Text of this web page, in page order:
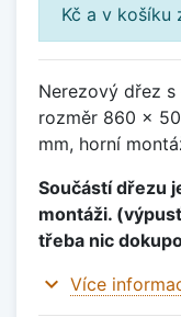
Kč a v košíku
Nerezový dřez
rozměr 860 x
mm, horní
Součástí dřezu
montáži.
třeba nic
expand_more Více